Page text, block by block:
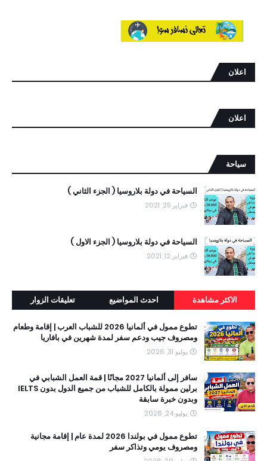
اعلان
اعلان
سياحة
السياحة في دولة بلاروسيا ( الجزء الثاني )
فبراير 25, 2021
السياحة في دولة بلاروسيا ( الجزء الاول )
فبراير 12, 2021
الاكثر مشاهدة احدث المواضيع تعليقات الزوار
تطوع ممول في ألمانيا 2026 للشباب العرب | إقامة وطعام
ومصروف جيب ودعم سفر لمدة شهرين في بافاريا
يوليو 31, 2026
سافر إلى ألمانيا 2027 مجانًا | قمة العمل الشبابي في
برلين ممولة بالكامل للشباب من جميع الدول بدون IELTS
وبدون خبرة سابقة
يوليو 24, 2026
تطوع ممول في بولندا 2026 لمدة عام | إقامة مجانية
ومصروف يومي وتذاكر سفر